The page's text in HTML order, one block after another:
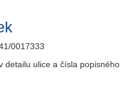
0017333
ulice a čísla